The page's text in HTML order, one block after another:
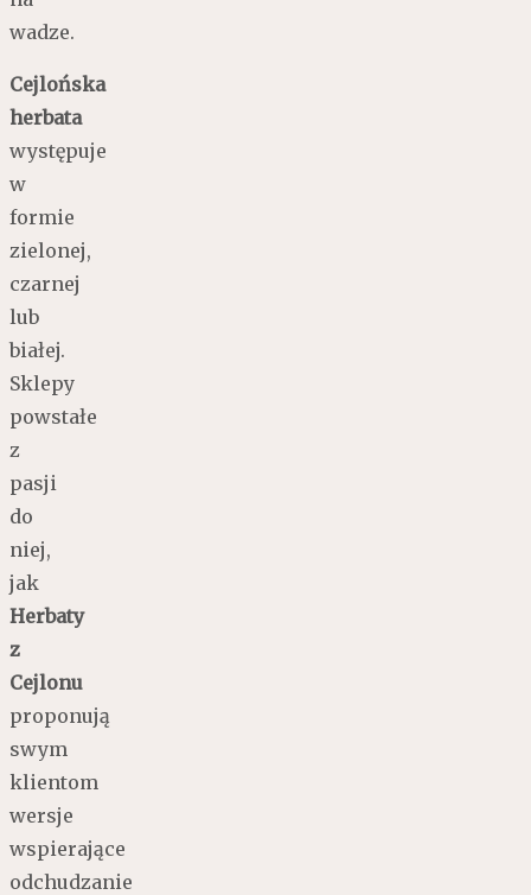
wadze.
Cejlońska
herbata
występuje
w
formie
zielonej,
czarnej
lub
białej.
Sklepy
powstałe
z
pasji
do
niej,
jak
Herbaty
z
Cejlonu
proponują
swym
klientom
wersje
wspierające
odchudzanie